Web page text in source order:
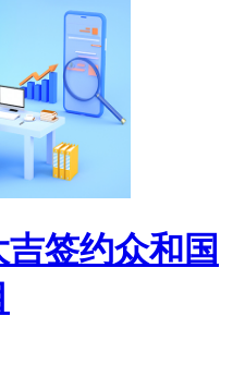
签约众和国